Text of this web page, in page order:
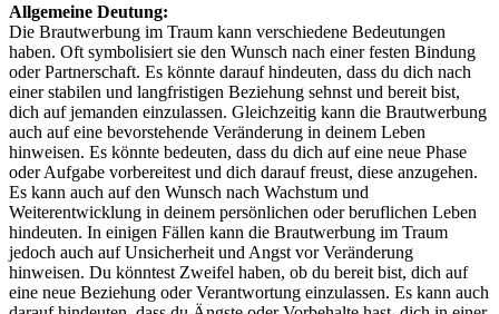
Allgemeine Deutung:
Die Brautwerbung im Traum kann verschiedene Bedeutungen
haben. Oft symbolisiert sie den Wunsch nach einer festen Bindung
oder Partnerschaft. Es könnte darauf hindeuten, dass du dich nach
einer stabilen und langfristigen Beziehung sehnst und bereit bist,
dich auf jemanden einzulassen. Gleichzeitig kann die Brautwerbung
auch auf eine bevorstehende Veränderung in deinem Leben
hinweisen. Es könnte bedeuten, dass du dich auf eine neue Phase
oder Aufgabe vorbereitest und dich darauf freust, diese anzugehen.
Es kann auch auf den Wunsch nach Wachstum und
Weiterentwicklung in deinem persönlichen oder beruflichen Leben
hindeuten. In einigen Fällen kann die Brautwerbung im Traum
jedoch auch auf Unsicherheit und Angst vor Veränderung
hinweisen. Du könntest Zweifel haben, ob du bereit bist, dich auf
eine neue Beziehung oder Verantwortung einzulassen. Es kann auch